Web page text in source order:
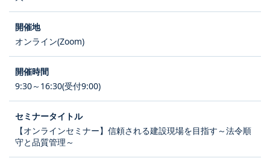
オンライン(Zoom)
9:30～16:30(受付9:00)
【オンラインセミナー】信頼される建設現場を目指す～法令順
守と品質管理～